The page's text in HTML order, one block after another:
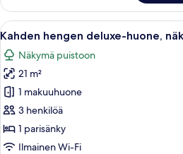
deluxe-
huone
(kaksi
näköala
puistoon
Avaa
kaikki
huonetyypin
Kahden
hengen
deluxe-
huone,
näköala
6
Kahden hengen deluxe-huone,
Näkymä puistoon
21 m²
1 makuuhuone
3 henkilöä
1 parisänky
Ilmainen Wi-Fi